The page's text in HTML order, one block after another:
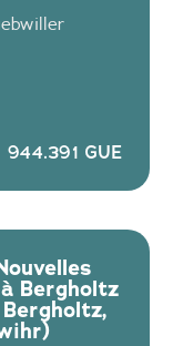
944.391 GUE
Bergholtz